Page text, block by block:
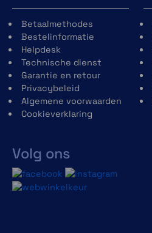
Betaalmethodes
Bestelinformatie
Helpdesk
Technische dienst
Garantie en retour
Privacybeleid
Algemene voorwaarden
Cookieverklaring
Volg ons